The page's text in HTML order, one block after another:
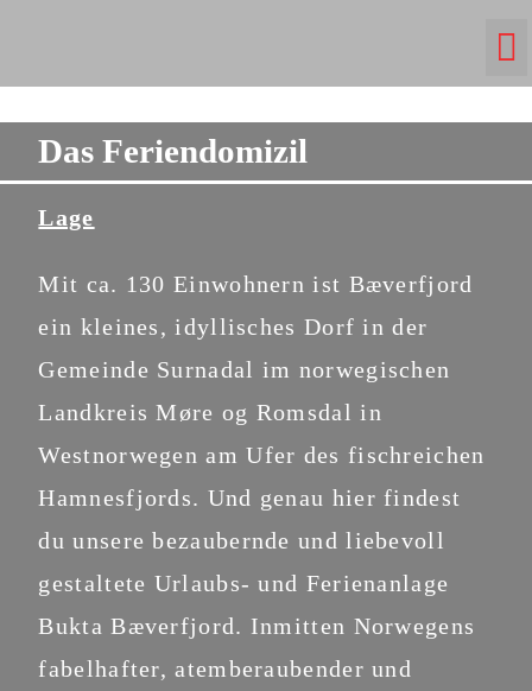
Das Feriendomizil
Lage
Mit ca. 130 Einwohnern ist Bæverfjord
ein kleines, idyllisches Dorf in der
Gemeinde Surnadal im norwegischen
Landkreis Møre og Romsdal in
Westnorwegen am Ufer des fischreichen
Hamnesfjords. Und genau hier findest
du unsere bezaubernde und liebevoll
gestaltete Urlaubs- und Ferienanlage
Bukta Bæverfjord. Inmitten Norwegens
fabelhafter, atemberaubender und